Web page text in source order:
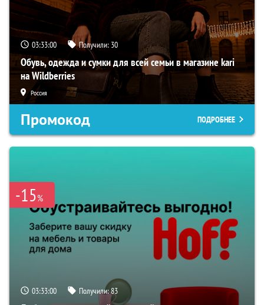
03:32:59 Получили: 30
Обувь, одежда и сумки для всей семьи в магазине kari
на Wildberries
Россия
Промокод ПОДРОБНЕЕ
-15%
03:32:59 Получили:83